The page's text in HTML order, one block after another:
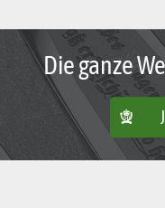
Die ganze